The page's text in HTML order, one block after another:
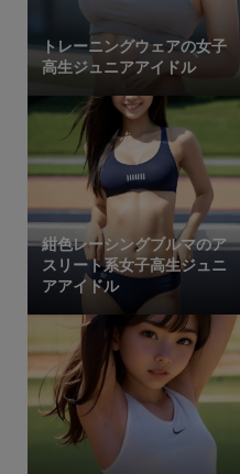
トレーニングウェアの女子
高生ジュニアアイドル
紺色レーシングブルマのア
スリート系女子高生ジュニ
アアイドル